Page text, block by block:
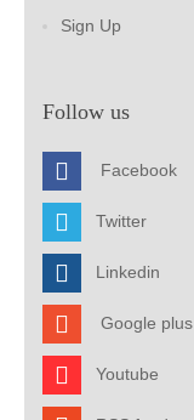
Sign Up
Follow us
Facebook
Twitter
Linkedin
Google plus
Youtube